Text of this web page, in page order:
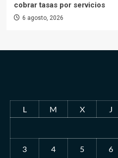
cobrar tasas por servicios
6 agosto, 2026
L
M X J
3 4 5 6